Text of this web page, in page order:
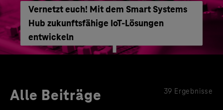
Vernetzt euch! Mit dem Smart Systems
Hub zukunftsfähige IoT-Lösungen
entwickeln
Alle Beiträge 39 Ergebnisse